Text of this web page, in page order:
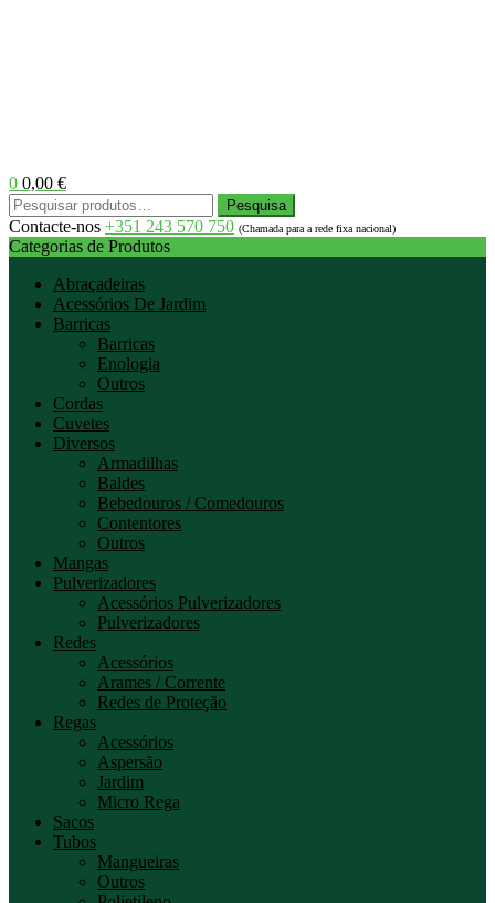
0 0,00 €
Menu
Pesquisar
por:
Pesquisa
Contacte-nos +351 243 570 750 (Chamada para a rede fixa nacional)
Categorias de Produtos
Abraçadeiras
Acessórios De Jardim
Barricas
Barricas
Enologia
Outros
Cordas
Cuvetes
Diversos
Armadilhas
Baldes
Bebedouros / Comedouros
Contentores
Outros
Mangas
Pulverizadores
Acessórios Pulverizadores
Pulverizadores
Redes
Acessórios
Arames / Corrente
Redes de Proteção
Regas
Acessórios
Aspersão
Jardim
Micro Rega
Sacos
Tubos
Mangueiras
Outros